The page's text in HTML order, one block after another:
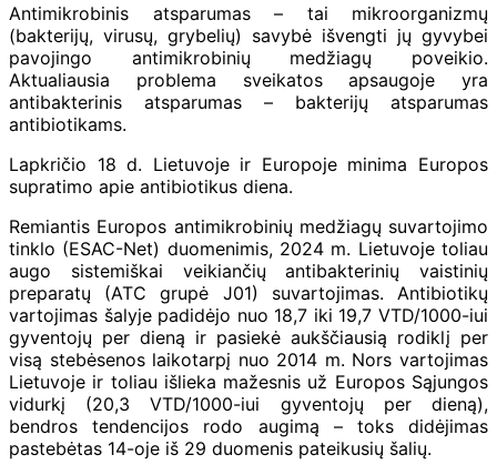
Antimikrobinis atsparumas – tai mikroorganizmų
(bakterijų, virusų, grybelių) savybė išvengti jų gyvybei
pavojingo antimikrobinių medžiagų poveikio.
Aktualiausia problema sveikatos apsaugoje yra
antibakterinis atsparumas – bakterijų atsparumas
antibiotikams.
Lapkričio 18 d. Lietuvoje ir Europoje minima Europos
supratimo apie antibiotikus diena.
Remiantis Europos antimikrobinių medžiagų suvartojimo
tinklo (ESAC-Net) duomenimis, 2024 m. Lietuvoje toliau
augo sistemiškai veikiančių antibakterinių vaistinių
preparatų (ATC grupė J01) suvartojimas. Antibiotikų
vartojimas šalyje padidėjo nuo 18,7 iki 19,7 VTD/1000-iui
gyventojų per dieną ir pasiekė aukščiausią rodiklį per
visą stebėsenos laikotarpį nuo 2014 m. Nors vartojimas
Lietuvoje ir toliau išlieka mažesnis už Europos Sąjungos
vidurkį (20,3 VTD/1000-iui gyventojų per dieną),
bendros tendencijos rodo augimą – toks didėjimas
pastebėtas 14-oje iš 29 duomenis pateikusių šalių.